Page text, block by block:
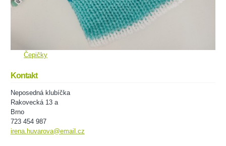
Čepičky
Kontakt
Neposedná klubíčka
Rakovecká 13 a
Brno
723 454 987
irena.huvarova@email.cz